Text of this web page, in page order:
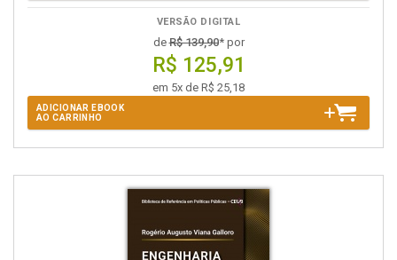
VERSÃO DIGITAL
deR$ 139,90* por
R$ 125,91
em 5x de R$ 25,18
ADICIONAR EBOOK
AO CARRINHO